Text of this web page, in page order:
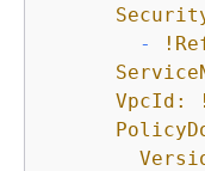
-
VpcId: